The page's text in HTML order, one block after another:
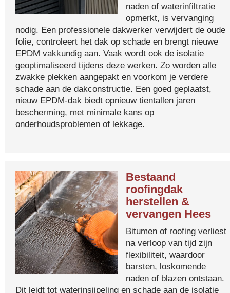
naden of waterinfiltratie
opmerkt, is vervanging
nodig. Een professionele dakwerker verwijdert de oude
folie, controleert het dak op schade en brengt nieuwe
EPDM vakkundig aan. Vaak wordt ook de isolatie
geoptimaliseerd tijdens deze werken. Zo worden alle
zwakke plekken aangepakt en voorkom je verdere
schade aan de dakconstructie. Een goed geplaatst,
nieuw EPDM-dak biedt opnieuw tientallen jaren
bescherming, met minimale kans op
onderhoudsproblemen of lekkage.
Bestaand
roofingdak
herstellen &
vervangen Hees
Bitumen of roofing verliest
na verloop van tijd zijn
flexibiliteit, waardoor
barsten, loskomende
naden of blazen ontstaan.
Dit leidt tot waterinsijpeling en schade aan de isolatie